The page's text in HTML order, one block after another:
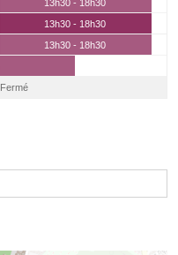
13h30 - 18h30
13h30 - 18h30
13h30 - 18h30
Fermé